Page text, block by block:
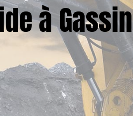
à Gassin